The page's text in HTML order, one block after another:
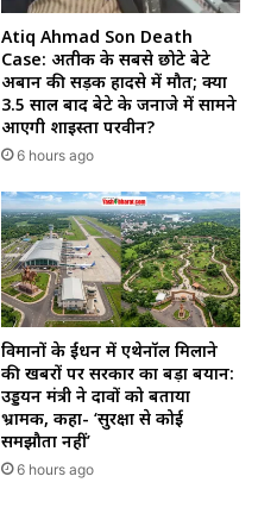
Atiq Ahmad Son Death
Case: अतीक के सबसे छोटे बेटे
अबान की सड़क हादसे में मौत; क्या
3.5 साल बाद बेटे के जनाजे में सामने
आएगी शाइस्ता परवीन?
6 hours ago
विमानों के ईंधन में एथेनॉल मिलाने
की खबरों पर सरकार का बड़ा बयान:
उड्डयन मंत्री ने दावों को बताया
भ्रामक, कहा- ‘सुरक्षा से कोई
समझौता नहीं’
6 hours ago